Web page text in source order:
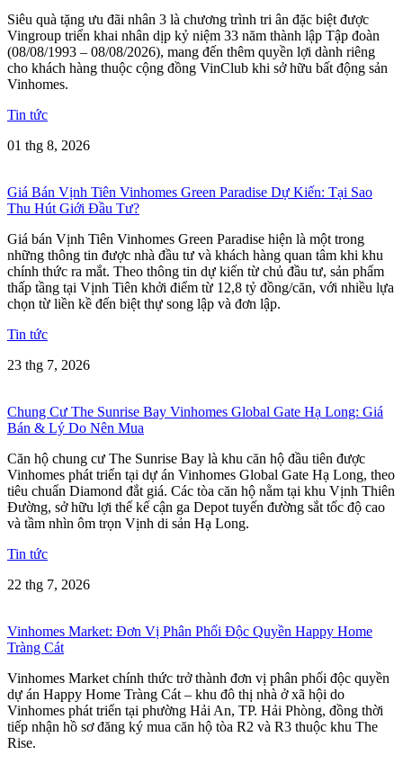
Siêu quà tặng ưu đãi nhân 3 là chương trình tri ân đặc biệt được
Vingroup triển khai nhân dịp kỷ niệm 33 năm thành lập Tập đoàn
(08/08/1993 – 08/08/2026), mang đến thêm quyền lợi dành riêng
cho khách hàng thuộc cộng đồng VinClub khi sở hữu bất động sản
Vinhomes.
Tin tức
01 thg 8, 2026
Giá Bán Vịnh Tiên Vinhomes Green Paradise Dự Kiến: Tại Sao
Thu Hút Giới Đầu Tư?
Giá bán Vịnh Tiên Vinhomes Green Paradise hiện là một trong
những thông tin được nhà đầu tư và khách hàng quan tâm khi khu
chính thức ra mắt. Theo thông tin dự kiến từ chủ đầu tư, sản phẩm
thấp tầng tại Vịnh Tiên khởi điểm từ 12,8 tỷ đồng/căn, với nhiều lựa
chọn từ liền kề đến biệt thự song lập và đơn lập.
Tin tức
23 thg 7, 2026
Chung Cư The Sunrise Bay Vinhomes Global Gate Hạ Long: Giá
Bán & Lý Do Nên Mua
Căn hộ chung cư The Sunrise Bay là khu căn hộ đầu tiên được
Vinhomes phát triển tại dự án Vinhomes Global Gate Hạ Long, theo
tiêu chuẩn Diamond đắt giá. Các tòa căn hộ nằm tại khu Vịnh Thiên
Đường, sở hữu lợi thế kế cận ga Depot tuyến đường sắt tốc độ cao
và tầm nhìn ôm trọn Vịnh di sản Hạ Long.
Tin tức
22 thg 7, 2026
Vinhomes Market: Đơn Vị Phân Phối Độc Quyền Happy Home
Tràng Cát
Vinhomes Market chính thức trở thành đơn vị phân phối độc quyền
dự án Happy Home Tràng Cát – khu đô thị nhà ở xã hội do
Vinhomes phát triển tại phường Hải An, TP. Hải Phòng, đồng thời
tiếp nhận hồ sơ đăng ký mua căn hộ tòa R2 và R3 thuộc khu The
Rise.